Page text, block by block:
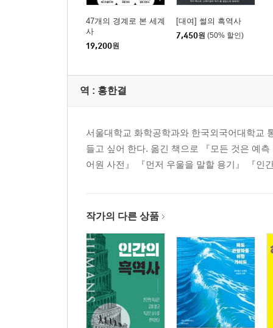
47개의 경계로 본 세계
사
19,200원
[대여] 썰의 흑역사
7,450원 (50% 할인)
역 : 홍한결
서울대학교 화학공학과와 한국외국어대학교
들고 싶어 한다. 옮긴 책으로 『모든 것은 예
어원 사전』 『먼저 우울을 말할 용기』 『인
작가의 다른 상품